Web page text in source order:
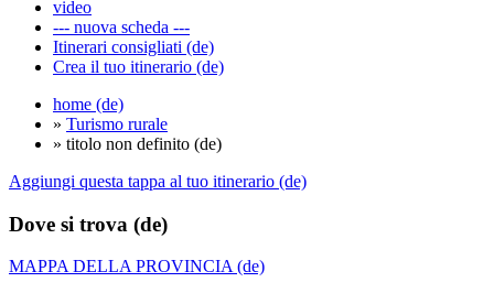
video
--- nuova scheda ---
Itinerari consigliati (de)
Crea il tuo itinerario (de)
home (de)
» Turismo rurale
» titolo non definito (de)
Aggiungi questa tappa al tuo itinerario (de)
Dove si trova (de)
MAPPA DELLA PROVINCIA (de)